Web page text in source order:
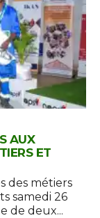
AUX
ET
des métiers
samedi 26
de deux...